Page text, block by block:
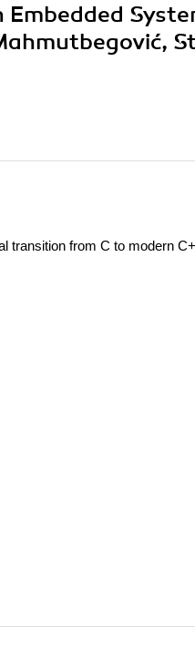
Embedded
transition from C to modern